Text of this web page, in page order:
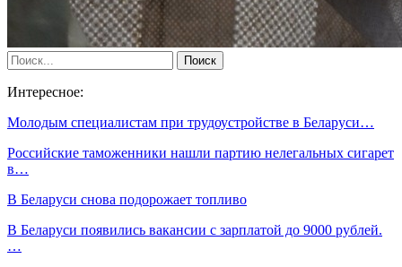
Интересное:
Молодым специалистам при трудоустройстве в Беларуси…
Российские таможенники нашли партию нелегальных сигарет
в…
В Беларуси снова подорожает топливо
В Беларуси появились вакансии с зарплатой до 9000 рублей.
…